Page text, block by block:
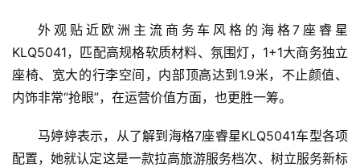
外观贴近欧洲主流商务车风格的海格7座睿星
KLQ5041，匹配高规格软质材料、氛围灯，1+1大商务独立
座椅、宽大的行李空间，内部顶高达到1.9米，不止颜值、
内饰非常“抢眼”，在运营价值方面，也更胜一筹。
马婷婷表示，从了解到海格7座睿星KLQ5041车型各项
配置，她就认定这是一款拉高旅游服务档次、树立服务新标